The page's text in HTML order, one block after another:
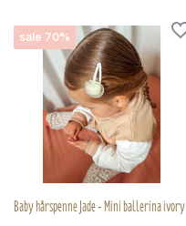
sale 70%
Baby hårspenne Jade - Mini ballerina ivory